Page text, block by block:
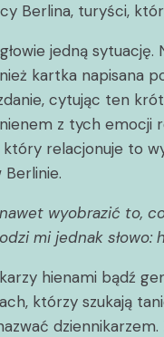
Berlina, turyści,
jedną
kartka napisana
cytując ten
z tych emocji
który relacjonuje to
Berlinie.
wyobrazić to,
mi jednak słowo:
hienami bądź
którzy szukają